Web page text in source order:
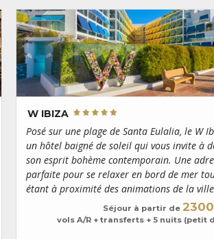
des Baléares, et laissez-vous séduire par ses
Un dépaysement total à seulement
W IBIZA
Posé sur une plage de Santa Eulalia, le W
un hôtel baigné de soleil qui vous invite à
son esprit bohème contemporain. Une
parfaite pour se relaxer en bord de mer
étant à proximité des animations de la
Séjour à partir de
vols A/R + transferts + 5 nuits (petit